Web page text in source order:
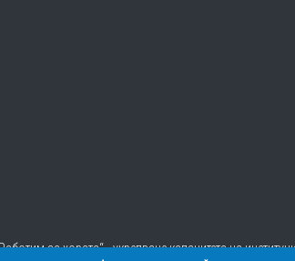
за хората“ - укрепване капацитета на